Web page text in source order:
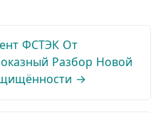
ФСТЭК От
Разбор Новой
→